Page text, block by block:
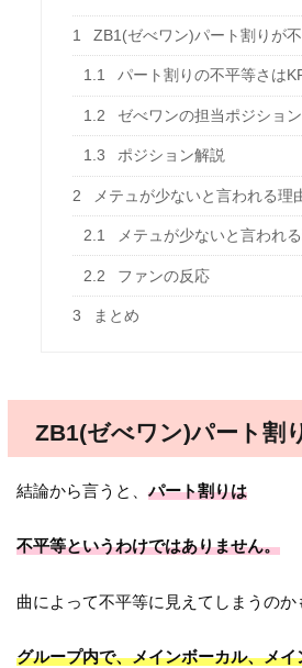
1 ZB1(ゼべワン)パート割りが
1.1 パート割りの不平等さは
1.2 ゼべワンの担当ポジション
1.3 ポジション解説
2 メテュが少ないと言われる理
2.1 メテュが少ないと言われ
2.2 ファンの反応
3 まとめ
ZB1(ゼべワン)パート割
結論から言うと、パート割りは
不平等というわけではありません。
曲によって不平等に見えてしまうのか
グループ内で、メインボーカル、メイ